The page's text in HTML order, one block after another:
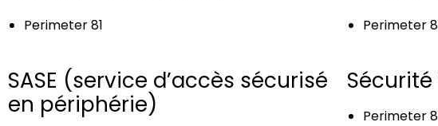
Perimeter 81 Perimeter
SASE (service d’accès sécurisé
en périphérie)
Sécurité
Perimeter